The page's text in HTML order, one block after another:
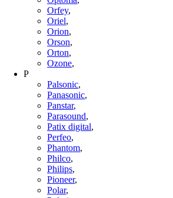
Orfey,
Oriel,
Orion,
Orson,
Orton,
Ozone,
P
Palsonic,
Panasonic,
Panstar,
Parasound,
Patix digital,
Perfeo,
Phantom,
Philco,
Philips,
Pioneer,
Polar,